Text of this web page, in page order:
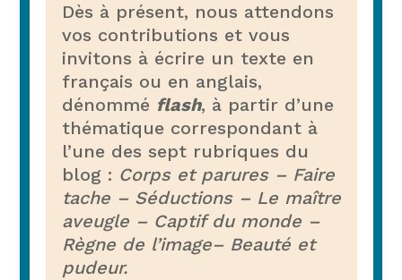
Dès à présent, nous attendons
vos contributions et vous
invitons à écrire un texte en
français ou en anglais,
dénommé flash, à partir d’une
thématique correspondant à
l’une des sept rubriques du
blog : Corps et parures – Faire
tache – Séductions – Le maître
aveugle – Captif du monde –
Règne de l’image– Beauté et
pudeur.